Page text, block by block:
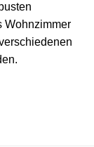
Wohnzimmer